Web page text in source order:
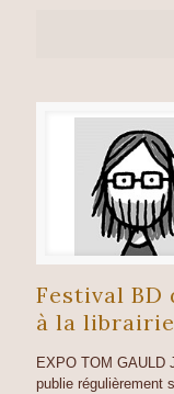
Festival BD
à la
EXPO TOM GAULD
publie régulièrement